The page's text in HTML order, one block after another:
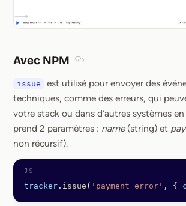
Avec NPM
issue
est utilisé pour envoyer des
techniques, comme des erreurs, qui
votre stack ou dans d’autres systèmes en
prend 2 paramètres : name(string) et
non récursif).
tracker . issue ( 'payment_error' , {